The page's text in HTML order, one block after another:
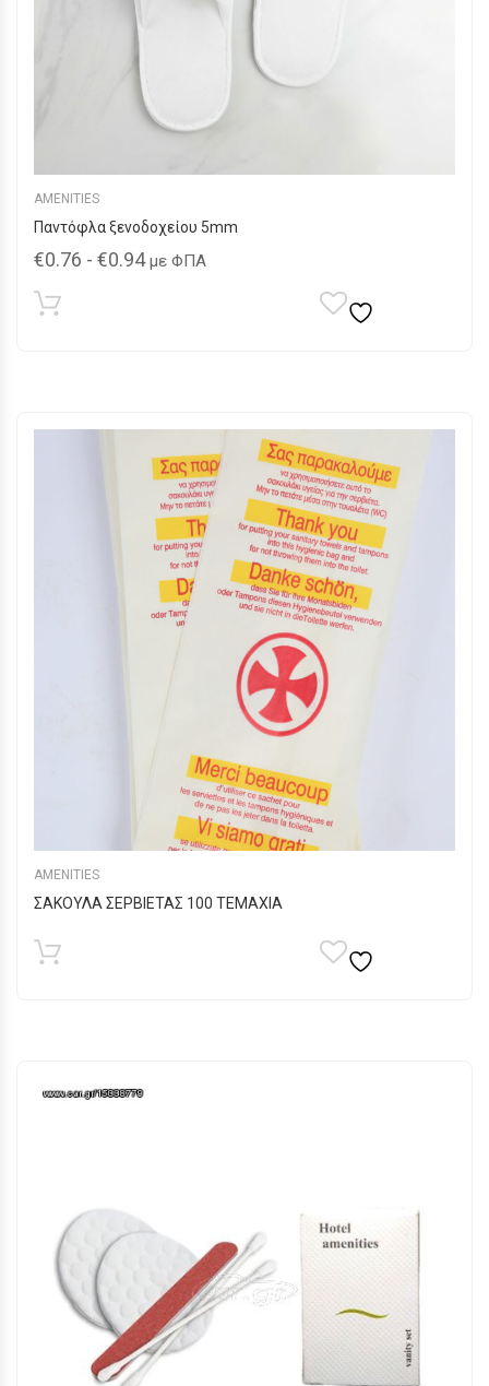
AMENITIES
Παντόφλα ξενοδοχείου 5mm
€0.76 - €0.94 με ΦΠΑ
AMENITIES
ΣΑΚΟΥΛΑ ΣΕΡΒΙΕΤΑΣ 100 ΤΕΜΑΧΙΑ